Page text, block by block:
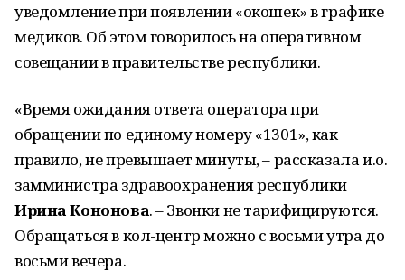
уведомление при появлении «окошек» в графике
медиков. Об этом говорилось на оперативном
совещании в правительстве республики.
«Время ожидания ответа оператора при
обращении по единому номеру «1301», как
правило, не превышает минуты, – рассказала и.о.
замминистра здравоохранения республики
Ирина Кононова. – Звонки не тарифицируются.
Обращаться в кол-центр можно с восьми утра до
восьми вечера.